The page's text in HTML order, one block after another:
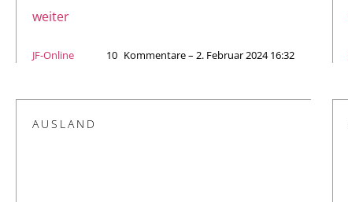
weiter
JF-Online 10 Kommentare – 2. Februar 2024 16:32
AUSLAND